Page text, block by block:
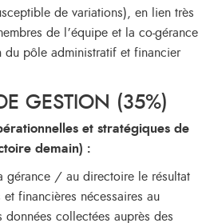
de variations), en lien très
de l’équipe et la co-gérance
du pôle administratif et financier
GESTION (35%)
et stratégiques de
demain) :
gérance / au directoire le résultat
et financières nécessaires au
collectées auprès des